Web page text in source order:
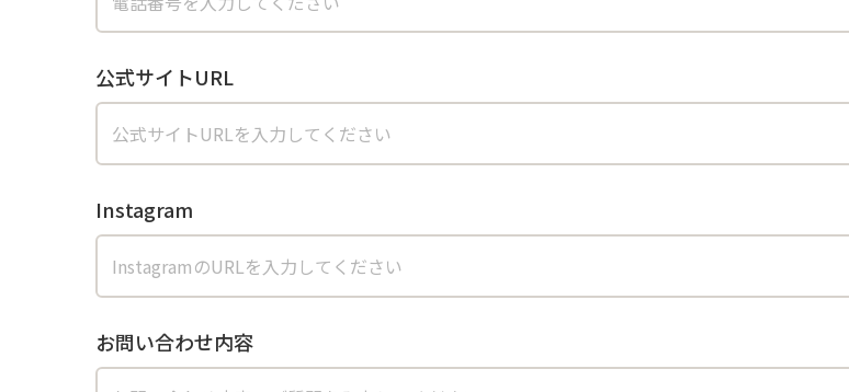
公式サイトURL
Instagram
お問い合わせ内容